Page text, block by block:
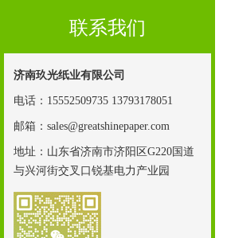
联系我们
济南玖光纸业有限公司
电话：15552509735 13793178051
邮箱：sales@greatshinepaper.com
地址：山东省济南市济阳区G220国道
与兴河街交叉口锐基电力产业园